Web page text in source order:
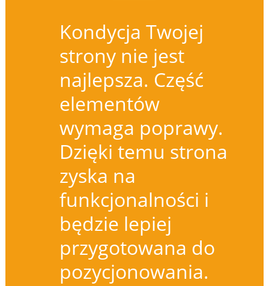
Kondycja Twojej
strony nie jest
najlepsza. Część
elementów
wymaga poprawy.
Dzięki temu strona
zyska na
funkcjonalności i
będzie lepiej
przygotowana do
pozycjonowania.